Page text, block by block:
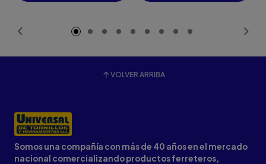
VOLVER ARRIBA
Somos una compañía con más de 40 años en el mercado
nacional comercializando productos ferreteros,